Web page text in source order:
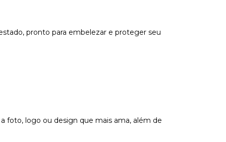
pronto para embelezar e proteger seu
foto, logo ou design que mais ama, além de